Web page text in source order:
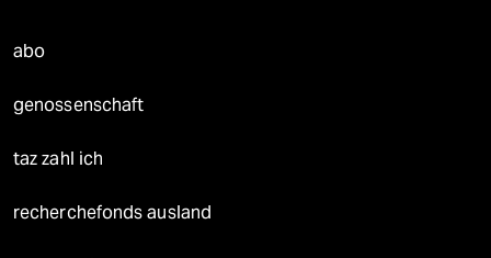
abo
genossenschaft
taz zahl ich
recherchefonds ausland